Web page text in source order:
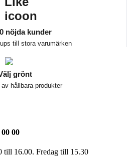
nöjda kunder
till stora varumärken
grönt
hållbara produkter
00
till 16.00. Fredag ​​till 15.30